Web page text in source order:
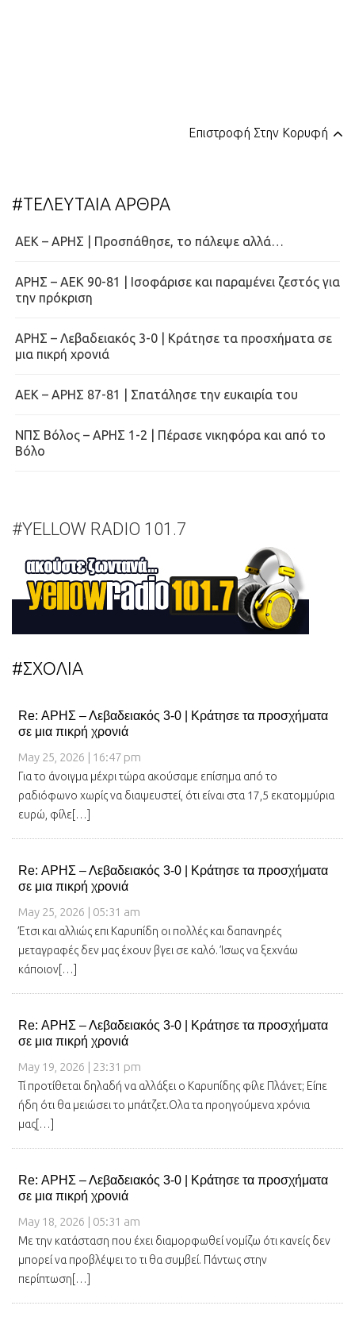
Επιστροφή Στην Κορυφή
#ΤΕΛΕΥΤΑΙΑ ΑΡΘΡΑ
ΑΕΚ – ΑΡΗΣ | Προσπάθησε, το πάλεψε αλλά…
ΑΡΗΣ – ΑΕΚ 90-81 | Ισοφάρισε και παραμένει ζεστός για
την πρόκριση
ΑΡΗΣ – Λεβαδειακός 3-0 | Κράτησε τα προσχήματα σε
μια πικρή χρονιά
ΑΕΚ – ΑΡΗΣ 87-81 | Σπατάλησε την ευκαιρία του
ΝΠΣ Βόλος – ΑΡΗΣ 1-2 | Πέρασε νικηφόρα και από το
Βόλο
#YELLOW RADIO 101.7
#ΣΧΟΛΙΑ
Re: ΑΡΗΣ – Λεβαδειακός 3-0 | Κράτησε τα προσχήματα
σε μια πικρή χρονιά
May 25, 2026 | 16:47 pm
Για το άνοιγμα μέχρι τώρα ακούσαμε επίσημα από το
ραδιόφωνο χωρίς να διαψευστεί, ότι είναι στα 17,5 εκατομμύρια
ευρώ, φίλε[…]
Re: ΑΡΗΣ – Λεβαδειακός 3-0 | Κράτησε τα προσχήματα
σε μια πικρή χρονιά
May 25, 2026 | 05:31 am
Έτσι και αλλιώς επι Καρυπίδη οι πολλές και δαπανηρές
μεταγραφές δεν μας έχουν βγει σε καλό. Ίσως να ξεχνάω
κάποιον[…]
Re: ΑΡΗΣ – Λεβαδειακός 3-0 | Κράτησε τα προσχήματα
σε μια πικρή χρονιά
May 19, 2026 | 23:31 pm
Τί προτίθεται δηλαδή να αλλάξει ο Καρυπίδης φίλε Πλάνετ; Είπε
ήδη ότι θα μειώσει το μπάτζετ.Ολα τα προηγούμενα χρόνια
μας[…]
Re: ΑΡΗΣ – Λεβαδειακός 3-0 | Κράτησε τα προσχήματα
σε μια πικρή χρονιά
May 18, 2026 | 05:31 am
Με την κατάσταση που έχει διαμορφωθεί νομίζω ότι κανείς δεν
μπορεί να προβλέψει το τι θα συμβεί. Πάντως στην
περίπτωση[…]